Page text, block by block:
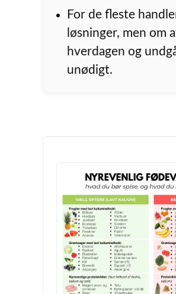
For de fleste
løsninger, men om
hverdagen og
unødigt.